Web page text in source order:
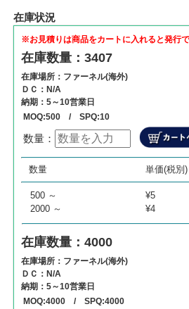
在庫状況
※お見積りは商品をカートに入れると発行
在庫数量：3407
在庫場所：ファーネル(海外)
ＤＣ：N/A
納期：5～10営業日
MOQ:500 / SPQ:10
数量：
数量 単価
0
数量 単価(税別)
500 ～
2000 ～
¥5
¥4
在庫数量：4000
在庫場所：ファーネル(海外)
ＤＣ：N/A
納期：5～10営業日
MOQ:4000 / SPQ:4000